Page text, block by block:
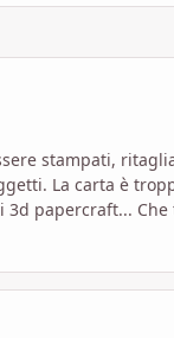
stampati,
La carta è
3d papercraft...